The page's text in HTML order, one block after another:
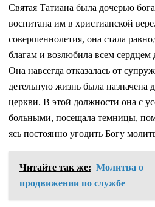
Свя­тая Та­ти­а­на бы­ла до­че­рью
вос­пи­та­на им в хри­сти­ан­ской
со­вер­шен­но­ле­тия, она ста­ла
бла­гам и воз­лю­би­ла всем
Она на­все­гда от­ка­за­лась от
де­тель­ную жизнь бы­ла на­зна­че­на
церк­ви. В этой долж­но­сти она с
боль­ны­ми, по­се­ща­ла тем­ни­цы,
ясь по­сто­ян­но уго­дить Бо­гу
Читайте так же: Молитва о
продвижении по службе